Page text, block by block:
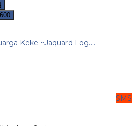
Keke ~Jaquard Log....
SMS